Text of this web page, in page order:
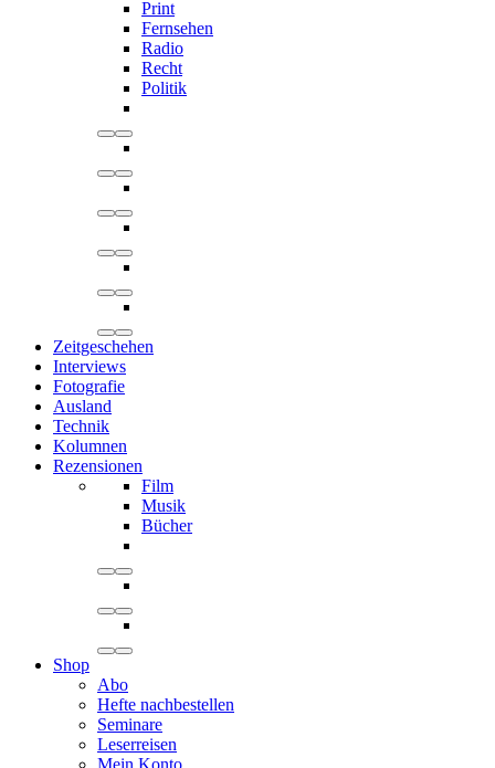
Print
Fernsehen
Radio
Recht
Politik
Zeitgeschehen
Interviews
Fotografie
Ausland
Technik
Kolumnen
Rezensionen
Film
Musik
Bücher
Shop
Abo
Hefte nachbestellen
Seminare
Leserreisen